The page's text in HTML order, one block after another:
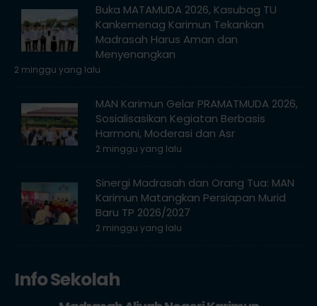
Buka MATAMUDA 2026, Kasubag TU
Kankemenag Karimun Tekankan
Madrasah Harus Aman dan
Menyenangkan
2 minggu yang lalu
MAN Karimun Gelar PRAMATMUDA 2026,
Sosialisasikan Kegiatan Berbasis
Harmoni, Moderasi dan Asr
2 minggu yang lalu
Sinergi Madrasah dan Orang Tua: MAN
Karimun Matangkan Persiapan Murid
Baru TP 2026/2027
2 minggu yang lalu
Info Sekolah